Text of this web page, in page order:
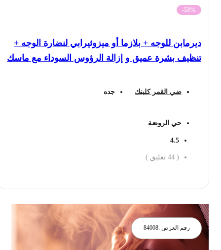
-53%
ديرمابن للوجه + بلازما أو ميزوثيرابي لنضارة الوجه +
تنظيف بشرة عميق و إزالة الرؤوس السوداء مع ماسك
ضي القمر كلينك جده
حي الروضة
4.5
44 تعليق )
رقم العرض :84008